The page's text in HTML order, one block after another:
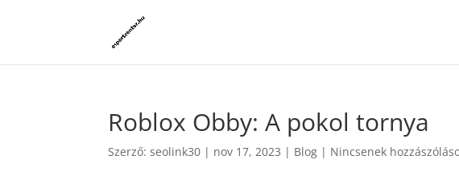
Roblox Obby: A pokol tornya
Szerző:seolink30 | nov 17, 2023 | Blog | Nincsenek